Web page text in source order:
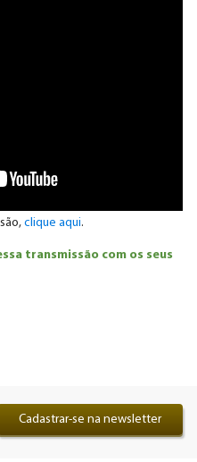
clique aqui.
transmissão com os seus
Cadastrar-se na newsletter